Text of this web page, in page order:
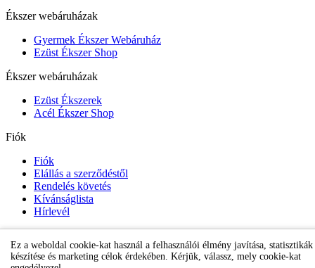
Ékszer webáruházak
Gyermek Ékszer Webáruház
Ezüst Ékszer Shop
Ékszer webáruházak
Ezüst Ékszerek
Acél Ékszer Shop
Fiók
Fiók
Elállás a szerződéstől
Rendelés követés
Kívánságlista
Hírlevél
Gyermek Ékszer Shop
Ez a weboldal cookie-kat használ a felhasználói élmény javítása, statisztikák
készítése és marketing célok érdekében. Kérjük, válassz, mely cookie-kat